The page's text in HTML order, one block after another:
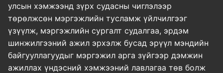
улсын хэмжээнд зүрх судасны чиглэлээр
төрөлжсөн мэргэжлийн тусламж үйлчилгээг
үзүүлж, мэргэжлийн сургалт судалгаа, эрдэм
шинжилгээний ажил эрхэлж бусад эрүүл мэндийн
байгууллагуудыг мэргэжил арга зүйгээр дэмжин
ажиллах үндэсний хэмжээний лавлагаа төв болж